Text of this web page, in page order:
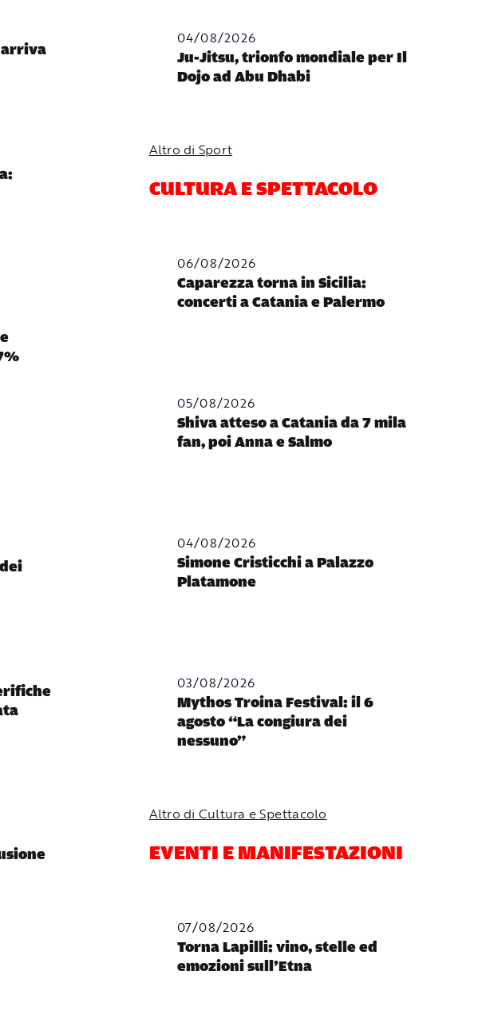
04/08/2026
Ju-Jitsu, trionfo mondiale per Il
Dojo ad Abu Dhabi
Altro di Sport
CULTURA E SPETTACOLO
06/08/2026
Caparezza torna in Sicilia:
concerti a Catania e Palermo
05/08/2026
Shiva atteso a Catania da 7 mila
fan, poi Anna e Salmo
04/08/2026
Simone Cristicchi a Palazzo
Platamone
03/08/2026
Mythos Troina Festival: il 6
agosto “La congiura dei
nessuno”
Altro di Cultura e Spettacolo
EVENTI E MANIFESTAZIONI
07/08/2026
Torna Lapilli: vino, stelle ed
emozioni sull’Etna